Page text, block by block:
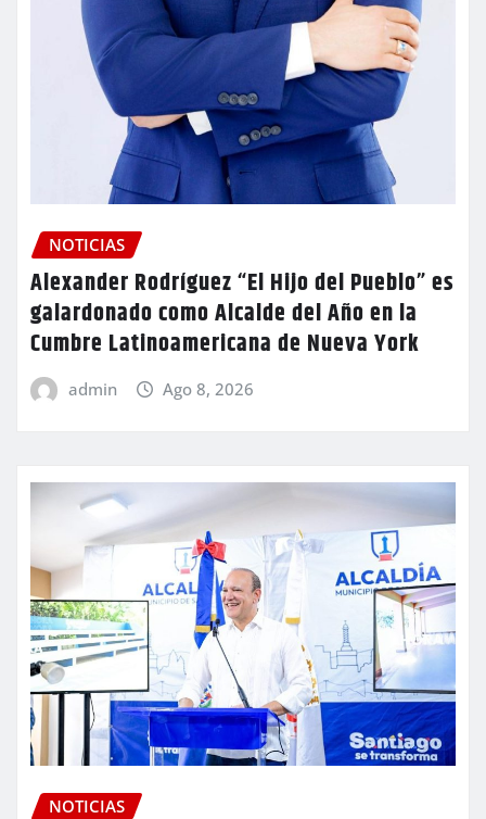
NOTICIAS
Alexander Rodríguez “El Hijo del Pueblo” es
galardonado como Alcalde del Año en la
Cumbre Latinoamericana de Nueva York
admin Ago 8, 2026
NOTICIAS